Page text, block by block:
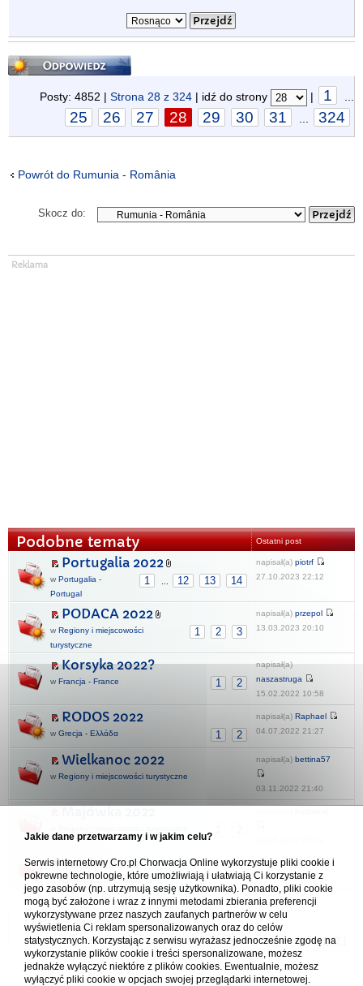
Odpowiedz
Posty: 4852 | Strona 28 z 324 | idź do strony | 1
25 26 27 28 29 30 31 324
Powrót do Rumunia - România
Skocz do:
Podobne tematy Ostatni post
Portugalia 2022
1 12 13 14
w Portugalia -
Portugal
napisał(a) piotrf
27.10.2023 22:12
PODACA 2022
1 2 3
w Regiony i miejscowości
turystyczne
napisał(a) przepol
13.03.2023 20:10
Korsyka 2022?
1 2
w Francja - France
napisał(a)
naszastruga
15.02.2022 10:58
RODOS 2022
1 2
w Grecja - Ελλάδα
napisał(a) Raphael
04.07.2022 21:27
Wielkanoc 2022
w Regiony i miejscowości turystyczne
napisał(a) bettina57
03.11.2022 21:40
Valalta 2022
wNaturystyczna Chorwacja
napisał(a)Asidar
10.08.2022 18:24
Forum Chorwacja Online - Cro.pl
Usuń ciasteczka• Strefa czasowa: UTC + 1 (Polska - czas zimowy) [ DST
Jakie dane przetwarzamy i w jakim celu?
Serwis internetowy Cro.pl Chorwacja Online wykorzystuje pliki cookie i
pokrewne technologie, które umożliwiają i ułatwiają Ci korzystanie z
jego zasobów (np. utrzymują sesję użytkownika). Ponadto, pliki cookie
mogą być założone i wraz z innymi metodami zbierania preferencji
wykorzystywane przez naszych zaufanych partnerów w celu
wyświetlenia Ci reklam spersonalizowanych oraz do celów
statystycznych. Korzystając z serwisu wyrażasz jednocześnie zgodę na
wykorzystanie plików cookie i treści spersonalizowane, możesz
jednakże wyłączyć niektóre z plików cookies. Ewentualnie, możesz
wyłączyć pliki cookie w opcjach swojej przeglądarki internetowej.